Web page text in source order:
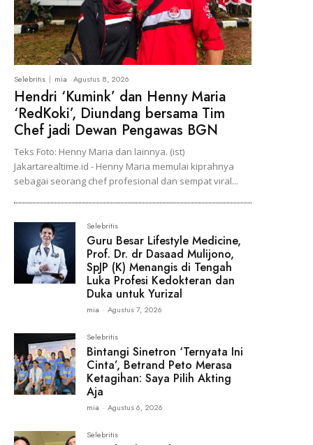
Selebritis mia -Agustus 8, 2026
Hendri ‘Kumink’ dan Henny Maria
‘RedKoki’, Diundang bersama Tim
Chef jadi Dewan Pengawas BGN
Teks Foto: Henny Maria dan lainnya. (ist)
Jakartarealtime.id - Henny Maria memulai kiprahnya
sebagai seorang chef profesional dan sempat viral...
Selebritis
Guru Besar Lifestyle Medicine,
Prof. Dr. dr Dasaad Mulijono,
SpJP (K) Menangis di Tengah
Luka Profesi Kedokteran dan
Duka untuk Yurizal
mia - Agustus 7, 2026
Selebritis
Bintangi Sinetron ‘Ternyata Ini
Cinta’, Betrand Peto Merasa
Ketagihan: Saya Pilih Akting
Aja
mia - Agustus 6, 2026
Selebritis